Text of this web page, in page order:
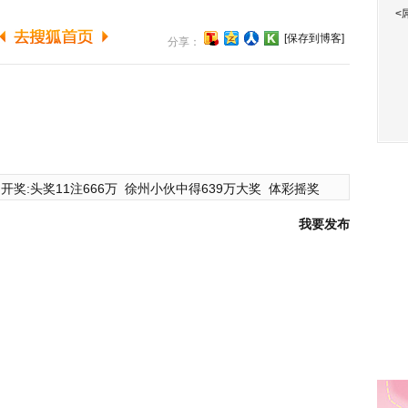
分享： [保存到博客]
奖:头奖11注666万 徐州小伙中得639万大奖 体彩摇奖
我要发布
<